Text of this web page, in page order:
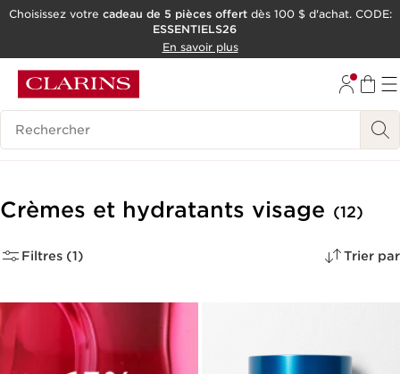
ALLER AU CONTENU
OUTIL D'ACCESSIBILITÉ
Choisissez votre cadeau de 5 pièces offertdès 100 $ d'achat. CODE:
ESSENTIELS26
En savoir plus
Historique des recherches
Crèmes et hydratants visage (12)
Filtres (1) Trier par